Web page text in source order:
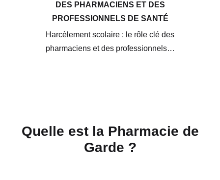
DES PHARMACIENS ET DES
PROFESSIONNELS DE SANTÉ
Harcèlement scolaire : le rôle clé des
pharmaciens et des professionnels…
Quelle est la Pharmacie de
Garde ?